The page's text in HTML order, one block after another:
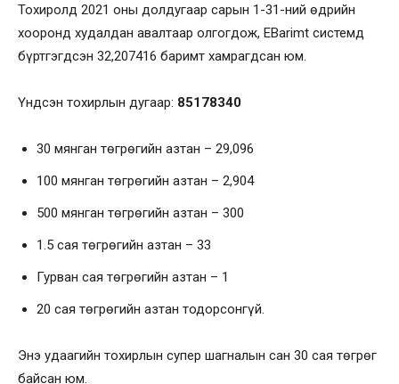
Тохиролд 2021 оны долдугаар сарын 1-31-ний өдрийн
хооронд худалдан авалтаар олгогдож, EBarimt системд
бүртгэгдсэн 32,207416 баримт хамрагдсан юм.
Үндсэн тохирлын дугаар: 85178340
30 мянган төгрөгийн азтан – 29,096
100 мянган төгрөгийн азтан – 2,904
500 мянган төгрөгийн азтан – 300
1.5 сая төгрөгийн азтан – 33
Гурван сая төгрөгийн азтан – 1
20 сая төгрөгийн азтан тодорсонгүй.
Энэ удаагийн тохирлын супер шагналын сан 30 сая төгрөг
байсан юм.